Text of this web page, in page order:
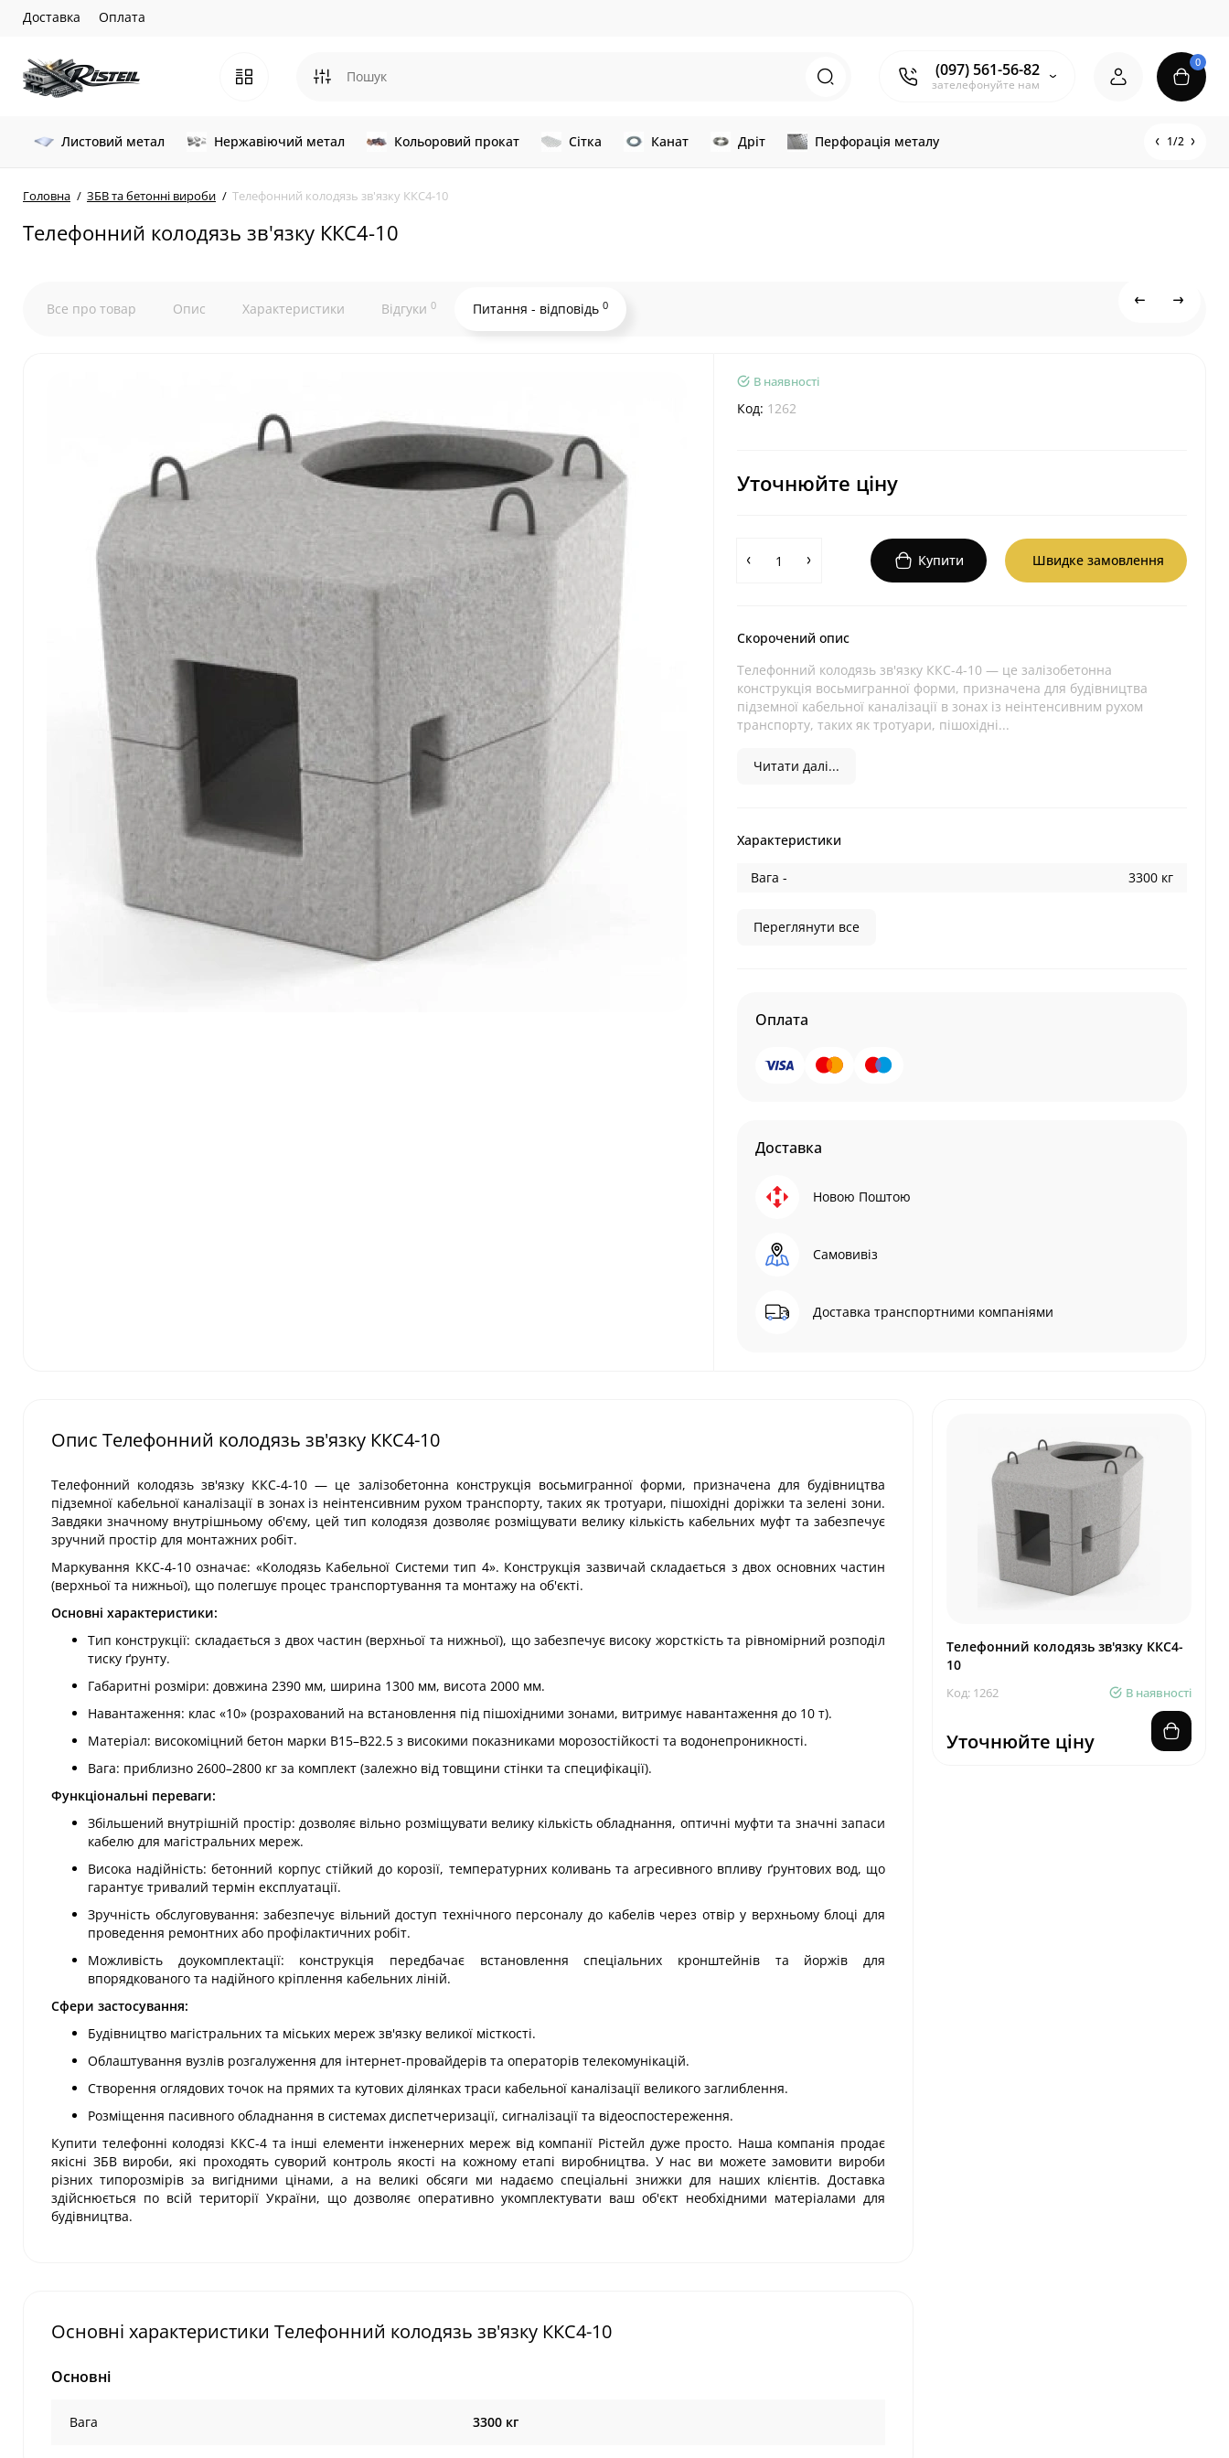
Доставка Оплата
(097) 561-56-82
зателефонуйте нам
0
Листовий метал Нержавіючий метал Кольоровий прокат Сітка Канат Дріт Перфорація металу 1/2
Головна ЗБВ та бетонні вироби Телефонний колодязь зв'язку ККС4-10
Телефонний колодязь зв'язку ККС4-10
Все про товар Опис Характеристики Відгуки 0 Питання - відповідь 0
В наявності
Код: 1262
Уточнюйте ціну
Купити Швидке замовлення
Скорочений опис
Телефонний колодязь зв'язку ККС-4-10 — це залізобетонна
конструкція восьмигранної форми, призначена для будівництва
підземної кабельної каналізації в зонах із неінтенсивним рухом
транспорту, таких як тротуари, пішохідні...
Читати далі...
Характеристики
Вага - 3300 кг
Переглянути все
Оплата
Доставка
Новою Поштою
Самовивіз
Доставка транспортними компаніями
Опис Телефонний колодязь зв'язку ККС4-10
Телефонний колодязь зв'язку ККС-4-10 — це залізобетонна конструкція восьмигранної форми, призначена для будівництва
підземної кабельної каналізації в зонах із неінтенсивним рухом транспорту, таких як тротуари, пішохідні доріжки та зелені зони.
Завдяки значному внутрішньому об'єму, цей тип колодязя дозволяє розміщувати велику кількість кабельних муфт та забезпечує
зручний простір для монтажних робіт.
Маркування ККС-4-10 означає: «Колодязь Кабельної Системи тип 4». Конструкція зазвичай складається з двох основних частин
(верхньої та нижньої), що полегшує процес транспортування та монтажу на об'єкті.
Основні характеристики:
Тип конструкції: складається з двох частин (верхньої та нижньої), що забезпечує високу жорсткість та рівномірний розподіл
тиску ґрунту.
Габаритні розміри: довжина 2390 мм, ширина 1300 мм, висота 2000 мм.
Навантаження: клас «10» (розрахований на встановлення під пішохідними зонами, витримує навантаження до 10 т).
Матеріал: високоміцний бетон марки В15–В22.5 з високими показниками морозостійкості та водонепроникності.
Вага: приблизно 2600–2800 кг за комплект (залежно від товщини стінки та специфікації).
Функціональні переваги:
Збільшений внутрішній простір: дозволяє вільно розміщувати велику кількість обладнання, оптичні муфти та значні запаси
кабелю для магістральних мереж.
Висока надійність: бетонний корпус стійкий до корозії, температурних коливань та агресивного впливу ґрунтових вод, що
гарантує тривалий термін експлуатації.
Зручність обслуговування: забезпечує вільний доступ технічного персоналу до кабелів через отвір у верхньому блоці для
проведення ремонтних або профілактичних робіт.
Можливість доукомплектації: конструкція передбачає встановлення спеціальних кронштейнів та йоржів для
впорядкованого та надійного кріплення кабельних ліній.
Сфери застосування:
Будівництво магістральних та міських мереж зв'язку великої місткості.
Облаштування вузлів розгалуження для інтернет-провайдерів та операторів телекомунікацій.
Створення оглядових точок на прямих та кутових ділянках траси кабельної каналізації великого заглиблення.
Розміщення пасивного обладнання в системах диспетчеризації, сигналізації та відеоспостереження.
Купити телефонні колодязі ККС-4 та інші елементи інженерних мереж від компанії Рістейл дуже просто. Наша компанія продає
якісні ЗБВ вироби, які проходять суворий контроль якості на кожному етапі виробництва. У нас ви можете замовити вироби
різних типорозмірів за вигідними цінами, а на великі обсяги ми надаємо спеціальні знижки для наших клієнтів. Доставка
здійснюється по всій території України, що дозволяє оперативно укомплектувати ваш об'єкт необхідними матеріалами для
будівництва.
Основні характеристики Телефонний колодязь зв'язку ККС4-10
Основні
Вага 3300 кг
Телефонний колодязь зв'язку ККС4-
10
Код: 1262 В наявності
Уточнюйте ціну